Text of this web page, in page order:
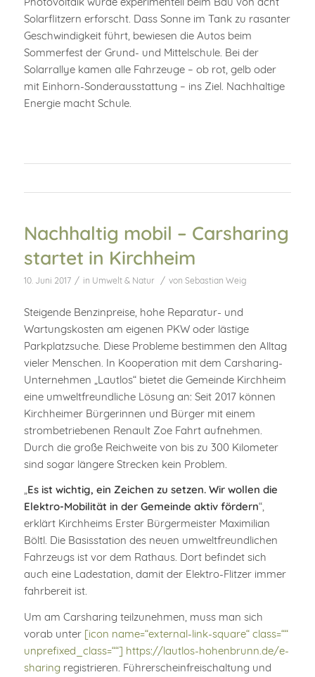
Solarflitzern erforscht. Dass Sonne im Tank zu rasanter
Geschwindigkeit führt, bewiesen die Autos beim
Sommerfest der Grund- und Mittelschule. Bei der
Solarrallye kamen alle Fahrzeuge – ob rot, gelb oder
mit Einhorn-Sonderausstattung – ins Ziel. Nachhaltige
Energie macht Schule.
Nachhaltig mobil – Carsharing
startet in Kirchheim
10. Juni 2017 / in Umwelt & Natur / von Sebastian Weig
Steigende Benzinpreise, hohe Reparatur- und
Wartungskosten am eigenen PKW oder lästige
Parkplatzsuche. Diese Probleme bestimmen den Alltag
vieler Menschen. In Kooperation mit dem Carsharing-
Unternehmen „Lautlos“ bietet die Gemeinde Kirchheim
eine umweltfreundliche Lösung an: Seit 2017 können
Kirchheimer Bürgerinnen und Bürger mit einem
strombetriebenen Renault Zoe Fahrt aufnehmen.
Durch die große Reichweite von bis zu 300 Kilometer
sind sogar längere Strecken kein Problem.
„Es ist wichtig, ein Zeichen zu setzen. Wir wollen die
Elektro-Mobilität in der Gemeinde aktiv fördern“,
erklärt Kirchheims Erster Bürgermeister Maximilian
Böltl. Die Basisstation des neuen umweltfreundlichen
Fahrzeugs ist vor dem Rathaus. Dort befindet sich
auch eine Ladestation, damit der Elektro-Flitzer immer
fahrbereit ist.
Um am Carsharing teilzunehmen, muss man sich
vorab unter [icon name=“external-link-square“ class=““
unprefixed_class=““] https://lautlos-hohenbrunn.de/e-
sharing registrieren. Führerscheinfreischaltung und